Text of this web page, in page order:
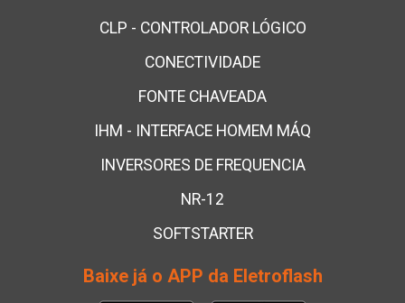
CLP - CONTROLADOR LÓGICO
CONECTIVIDADE
FONTE CHAVEADA
IHM - INTERFACE HOMEM MÁQ
INVERSORES DE FREQUENCIA
NR-12
SOFTSTARTER
Baixe já o APP da Eletroflash